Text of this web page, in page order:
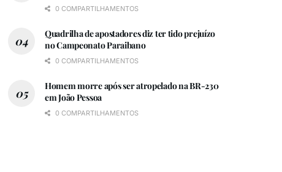
0 COMPARTILHAMENTOS
Quadrilha de apostadores diz ter tido prejuízo
no Campeonato Paraibano
0 COMPARTILHAMENTOS
Homem morre após ser atropelado na BR-230
em João Pessoa
0 COMPARTILHAMENTOS